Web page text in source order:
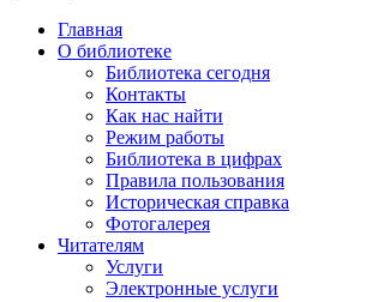
Главная
О библиотеке
Библиотека сегодня
Контакты
Как нас найти
Режим работы
Библиотека в цифрах
Правила пользования
Историческая справка
Фотогалерея
Читателям
Услуги
Электронные услуги